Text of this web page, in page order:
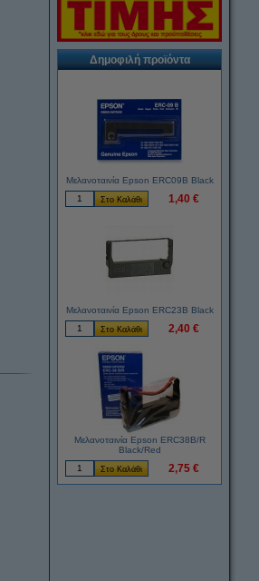
Δημοφιλή προϊόντα
Μελανοταινία Epson ERC09B Black
1,40 €
Μελανοταινία Epson ERC23B Black
2,40 €
Μελανοταινία Epson ERC38B/R
Black/Red
2,75 €